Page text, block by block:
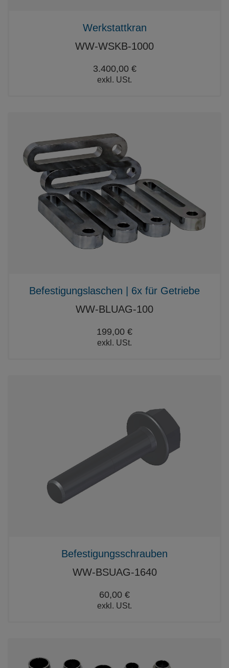
Werkstattkran
WW-WSKB-1000
3.400,00 €
exkl. USt.
Befestigungslaschen | 6x für Getriebe
WW-BLUAG-100
199,00 €
exkl. USt.
Befestigungsschrauben
WW-BSUAG-1640
60,00 €
exkl. USt.